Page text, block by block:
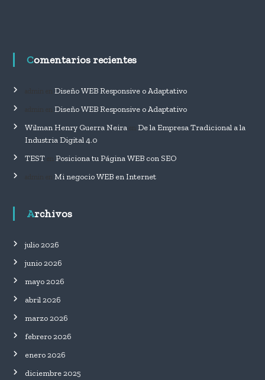
Comentarios recientes
Diseño WEB Responsive o Adaptativo
Diseño WEB Responsive o Adaptativo
Wilman Henry Guerra Neiraen De la Empresa Tradicional a la
Industria Digital 4.0
TESTen Posiciona tu Página WEB con SEO
Mi negocio WEB en Internet
Archivos
julio 2026
junio 2026
mayo 2026
abril 2026
marzo 2026
febrero 2026
enero 2026
diciembre 2025